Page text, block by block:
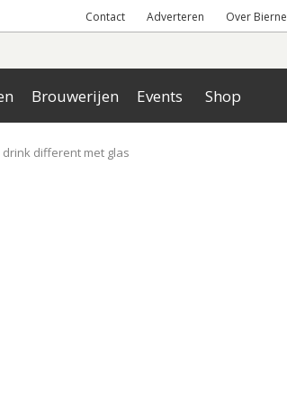
Contact Adverteren Over
Brouwerijen Events Shop
different met glas